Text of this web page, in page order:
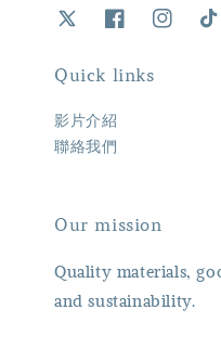
Quick links
影片介紹
聯絡我們
Our mission
Quality materials,
and sustainability.